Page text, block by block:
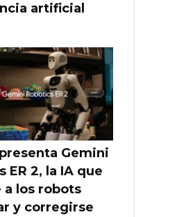
artificial
Gemini
ER 2, la IA que
los robots
y corregirse